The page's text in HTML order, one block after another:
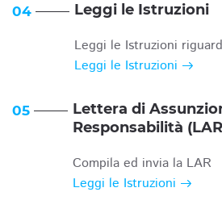
04 Leggi le Istruzioni
Leggi le Istruzioni
Leggi le Istruzioni
05
Lettera di
Responsabilità
Compila ed invia la LAR
Leggi le Istruzioni